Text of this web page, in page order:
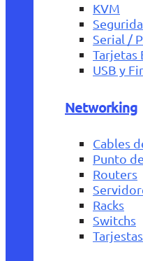
KVM
Serial /
Tarjetas
USB y
Networking
Cables
Punto
Routers
Racks
Switchs